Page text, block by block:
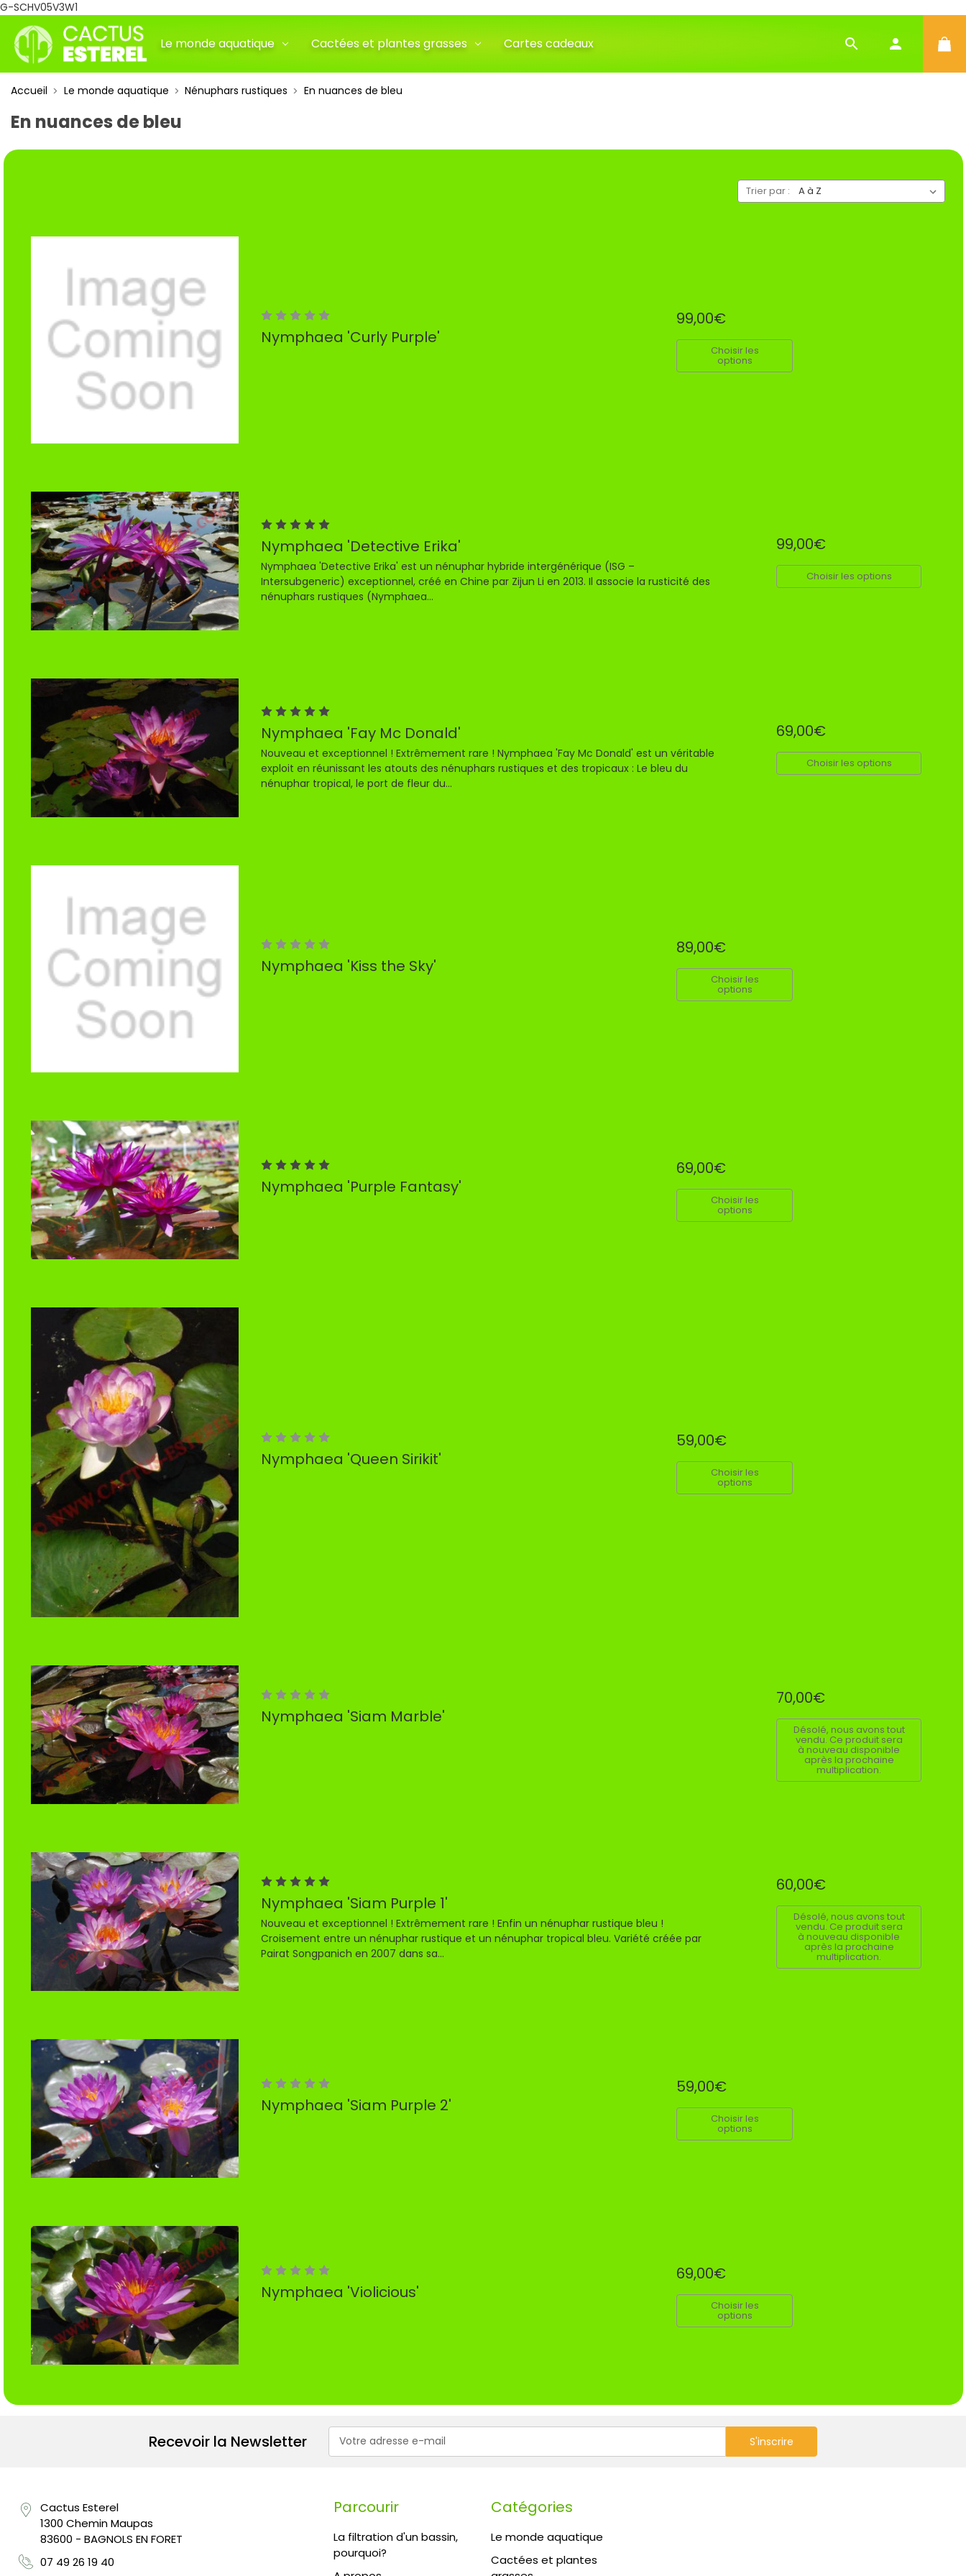
G-SCHV05V3W1
Le monde aquatique Cactées et plantes grasses Cartes cadeaux
Accueil Le monde aquatique Nénuphars rustiques En nuances de bleu
En nuances de bleu
Trier par :
Nymphaea 'Curly Purple'
99,00€
Choisir les
options
Nymphaea 'Detective Erika'
Nymphaea 'Detective Erika' est un nénuphar hybride intergénérique (ISG –
Intersubgeneric) exceptionnel, créé en Chine par Zijun Li en 2013. Il associe la rusticité des
nénuphars rustiques (Nymphaea...
99,00€
Choisir les options
Nymphaea 'Fay Mc Donald'
Nouveau et exceptionnel ! Extrêmement rare ! Nymphaea 'Fay Mc Donald' est un véritable
exploit en réunissant les atouts des nénuphars rustiques et des tropicaux : Le bleu du
nénuphar tropical, le port de fleur du...
69,00€
Choisir les options
Nymphaea 'Kiss the Sky'
89,00€
Choisir les
options
Nymphaea 'Purple Fantasy'
69,00€
Choisir les
options
Nymphaea 'Queen Sirikit'
59,00€
Choisir les
options
Nymphaea 'Siam Marble'
70,00€
Désolé, nous avons tout
vendu. Ce produit sera
à nouveau disponible
après la prochaine
multiplication.
Nymphaea 'Siam Purple 1'
Nouveau et exceptionnel ! Extrêmement rare ! Enfin un nénuphar rustique bleu !
Croisement entre un nénuphar rustique et un nénuphar tropical bleu. Variété créée par
Pairat Songpanich en 2007 dans sa...
60,00€
Désolé, nous avons tout
vendu. Ce produit sera
à nouveau disponible
après la prochaine
multiplication.
Nymphaea 'Siam Purple 2'
59,00€
Choisir les
options
Nymphaea 'Violicious'
69,00€
Choisir les
options
Recevoir la Newsletter
Adresse
Cactus Esterel
1300 Chemin Maupas
83600 - BAGNOLS EN FORET
07 49 26 19 40
Parcourir
La filtration d'un bassin,
pourquoi?
Catégories
Le monde aquatique
Cactées et plantes